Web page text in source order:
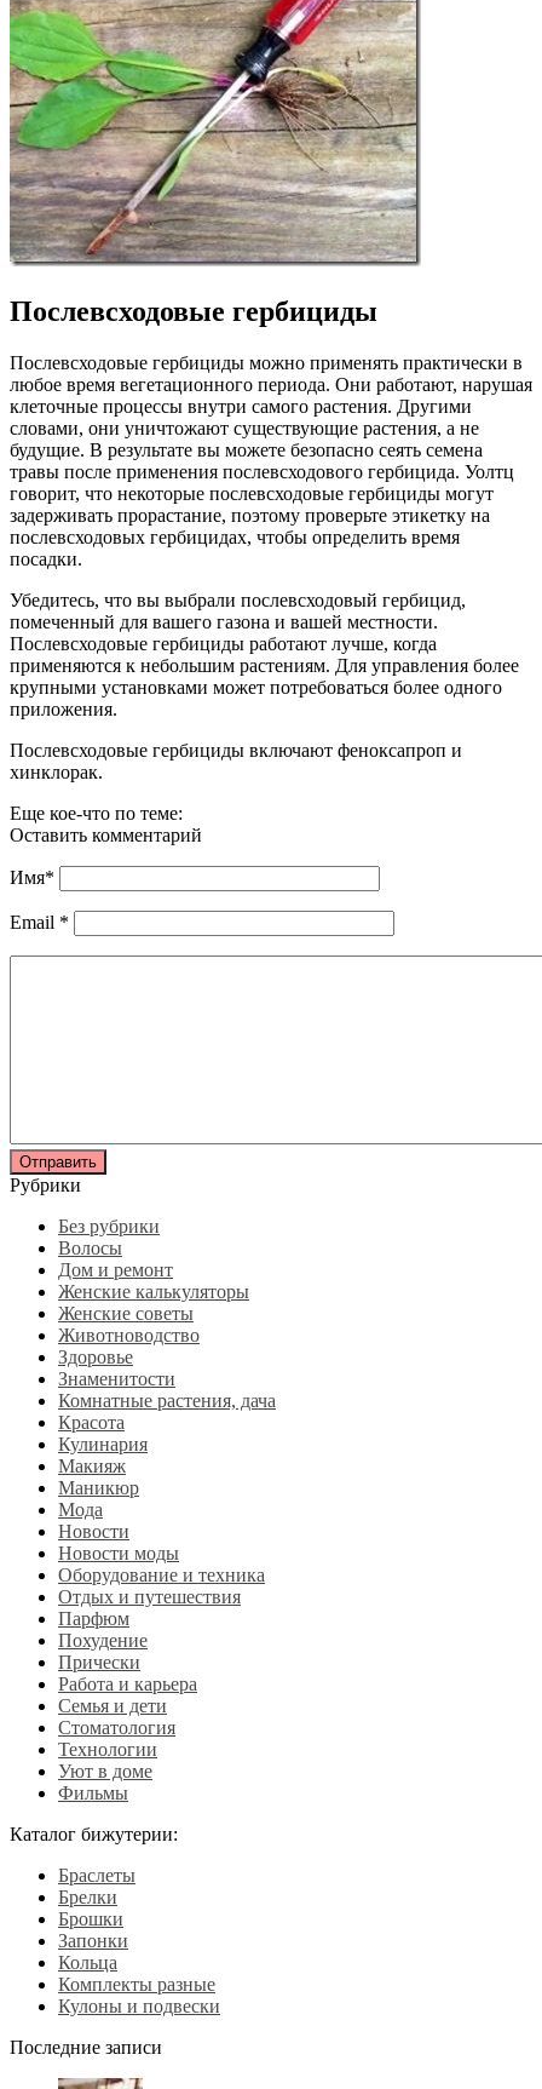
Послевсходовые гербициды
Послевсходовые гербициды можно применять практически в
любое время вегетационного периода. Они работают, нарушая
клеточные процессы внутри самого растения. Другими
словами, они уничтожают существующие растения, а не
будущие. В результате вы можете безопасно сеять семена
травы после применения послевсходового гербицида. Уолтц
говорит, что некоторые послевсходовые гербициды могут
задерживать прорастание, поэтому проверьте этикетку на
послевсходовых гербицидах, чтобы определить время
посадки.
Убедитесь, что вы выбрали послевсходовый гербицид,
помеченный для вашего газона и вашей местности.
Послевсходовые гербициды работают лучше, когда
применяются к небольшим растениям. Для управления более
крупными установками может потребоваться более одного
приложения.
Послевсходовые гербициды включают феноксапроп и
хинклорак.
Еще кое-что по теме:
Оставить комментарий
Имя*
Email *
Рубрики
Без рубрики
Волосы
Дом и ремонт
Женские калькуляторы
Женские советы
Животноводство
Здоровье
Знаменитости
Комнатные растения, дача
Красота
Кулинария
Макияж
Маникюр
Мода
Новости
Новости моды
Оборудование и техника
Отдых и путешествия
Парфюм
Похудение
Прически
Работа и карьера
Семья и дети
Стоматология
Технологии
Уют в доме
Фильмы
Каталог бижутерии:
Браслеты
Брелки
Брошки
Запонки
Кольца
Комплекты разные
Кулоны и подвески
Последние записи